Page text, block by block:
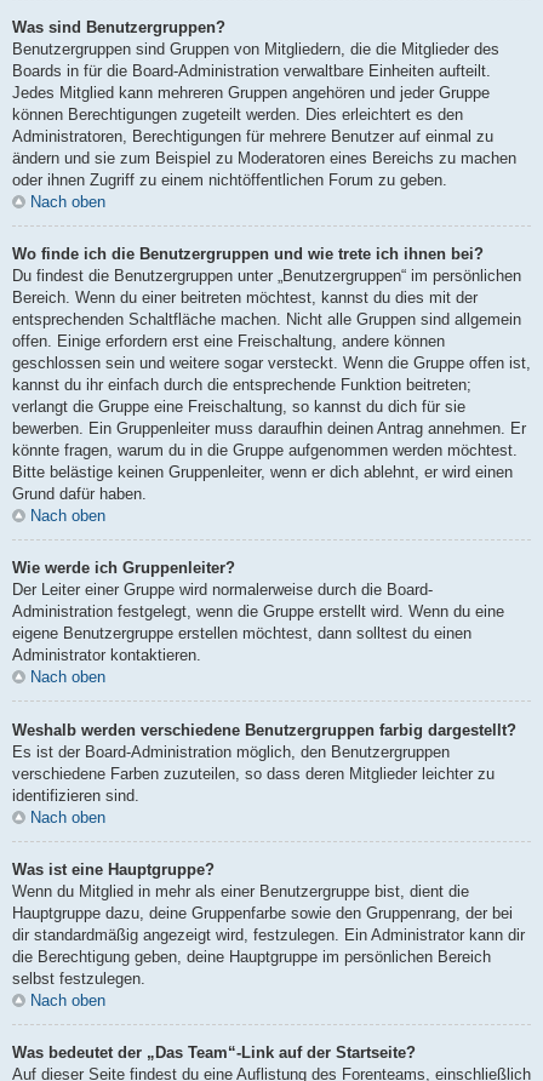
Was sind Benutzergruppen?
Benutzergruppen sind Gruppen von Mitgliedern, die die Mitglieder des
Boards in für die Board-Administration verwaltbare Einheiten aufteilt.
Jedes Mitglied kann mehreren Gruppen angehören und jeder Gruppe
können Berechtigungen zugeteilt werden. Dies erleichtert es den
Administratoren, Berechtigungen für mehrere Benutzer auf einmal zu
ändern und sie zum Beispiel zu Moderatoren eines Bereichs zu machen
oder ihnen Zugriff zu einem nichtöffentlichen Forum zu geben.
Nach oben
Wo finde ich die Benutzergruppen und wie trete ich ihnen bei?
Du findest die Benutzergruppen unter „Benutzergruppen“ im persönlichen
Bereich. Wenn du einer beitreten möchtest, kannst du dies mit der
entsprechenden Schaltfläche machen. Nicht alle Gruppen sind allgemein
offen. Einige erfordern erst eine Freischaltung, andere können
geschlossen sein und weitere sogar versteckt. Wenn die Gruppe offen ist,
kannst du ihr einfach durch die entsprechende Funktion beitreten;
verlangt die Gruppe eine Freischaltung, so kannst du dich für sie
bewerben. Ein Gruppenleiter muss daraufhin deinen Antrag annehmen. Er
könnte fragen, warum du in die Gruppe aufgenommen werden möchtest.
Bitte belästige keinen Gruppenleiter, wenn er dich ablehnt, er wird einen
Grund dafür haben.
Nach oben
Wie werde ich Gruppenleiter?
Der Leiter einer Gruppe wird normalerweise durch die Board-
Administration festgelegt, wenn die Gruppe erstellt wird. Wenn du eine
eigene Benutzergruppe erstellen möchtest, dann solltest du einen
Administrator kontaktieren.
Nach oben
Weshalb werden verschiedene Benutzergruppen farbig dargestellt?
Es ist der Board-Administration möglich, den Benutzergruppen
verschiedene Farben zuzuteilen, so dass deren Mitglieder leichter zu
identifizieren sind.
Nach oben
Was ist eine Hauptgruppe?
Wenn du Mitglied in mehr als einer Benutzergruppe bist, dient die
Hauptgruppe dazu, deine Gruppenfarbe sowie den Gruppenrang, der bei
dir standardmäßig angezeigt wird, festzulegen. Ein Administrator kann dir
die Berechtigung geben, deine Hauptgruppe im persönlichen Bereich
selbst festzulegen.
Nach oben
Was bedeutet der „Das Team“-Link auf der Startseite?
Auf dieser Seite findest du eine Auflistung des Forenteams, einschließlich